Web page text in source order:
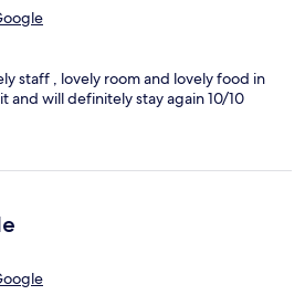
staff , lovely room and lovely food in
and will definitely stay again 10/10